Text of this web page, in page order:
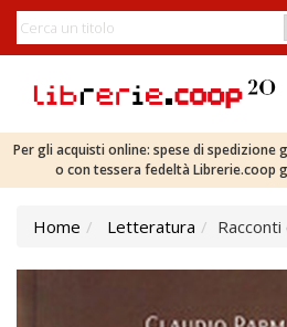
Per gli acquisti online: spese di spedizione
o con tessera fedeltà Librerie.coop
Home Letteratura